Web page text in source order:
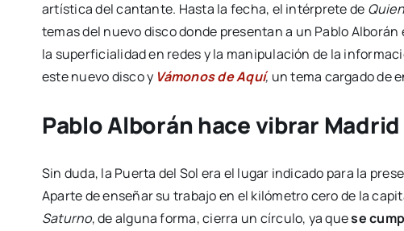
artística del cantante. Hasta la fecha, el intérprete de Quien
temas del nuevo disco donde presentan a un Pablo
la superficialidad en redes y la manipulación de la
este nuevo disco y Vámonos de Aquí, un tema cargado de
Pablo Alborán hace vibrar
Sin duda, la Puerta del Sol era el lugar indicado para la
Aparte de enseñar su trabajo en el kilómetro cero de la
Saturno, de alguna forma, cierra un círculo, ya quese